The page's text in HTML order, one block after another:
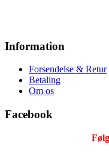
Information
Forsendelse & Retur
Betaling
Om os
Facebook